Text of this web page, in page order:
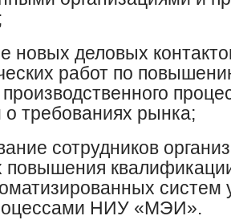
новых деловых
работ по
требованиях рынка;
сотрудников
повышения
систем
НИУ «МЭИ».